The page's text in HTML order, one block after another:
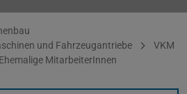
und Fahrzeugantriebe
VKM
Ehemalige MitarbeiterInnen